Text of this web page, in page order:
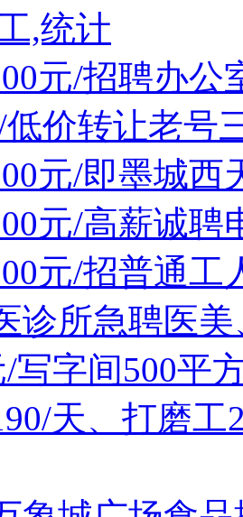
,统计
元/招聘办公
低价转让老号
元/即墨城
元/高薪诚
元/招普通
诊所急聘医
/写字间500平
天、打磨工